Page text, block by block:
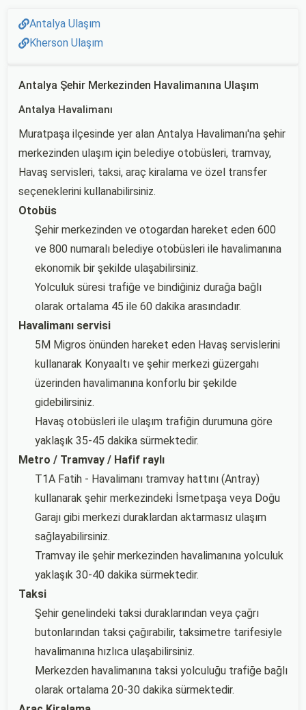
Antalya Ulaşım
Kherson Ulaşım
Antalya Şehir Merkezinden Havalimanına Ulaşım
Antalya Havalimanı
Muratpaşa ilçesinde yer alan Antalya Havalimanı'na şehir
merkezinden ulaşım için belediye otobüsleri, tramvay,
Havaş servisleri, taksi, araç kiralama ve özel transfer
seçeneklerini kullanabilirsiniz.
Otobüs
Şehir merkezinden ve otogardan hareket eden 600
ve 800 numaralı belediye otobüsleri ile havalimanına
ekonomik bir şekilde ulaşabilirsiniz.
Yolculuk süresi trafiğe ve bindiğiniz durağa bağlı
olarak ortalama 45 ile 60 dakika arasındadır.
Havalimanı servisi
5M Migros önünden hareket eden Havaş servislerini
kullanarak Konyaaltı ve şehir merkezi güzergahı
üzerinden havalimanına konforlu bir şekilde
gidebilirsiniz.
Havaş otobüsleri ile ulaşım trafiğin durumuna göre
yaklaşık 35-45 dakika sürmektedir.
Metro / Tramvay / Hafif raylı
T1A Fatih - Havalimanı tramvay hattını (Antray)
kullanarak şehir merkezindeki İsmetpaşa veya Doğu
Garajı gibi merkezi duraklardan aktarmasız ulaşım
sağlayabilirsiniz.
Tramvay ile şehir merkezinden havalimanına yolculuk
yaklaşık 30-40 dakika sürmektedir.
Taksi
Şehir genelindeki taksi duraklarından veya çağrı
butonlarından taksi çağırabilir, taksimetre tarifesiyle
havalimanına hızlıca ulaşabilirsiniz.
Merkezden havalimanına taksi yolculuğu trafiğe bağlı
olarak ortalama 20-30 dakika sürmektedir.